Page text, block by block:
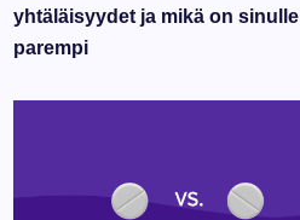
yhtäläisyydet ja mikä on sinulle
parempi